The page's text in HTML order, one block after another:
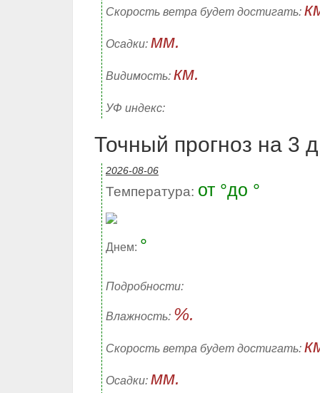
Скорость ветра будет достигать:
Осадки: мм.
Видимость: км.
УФ индекс:
Точный прогноз на 3
2026-08-06
Температура: от °до °
Днем: °
Подробности:
Влажность: %.
Скорость ветра будет достигать:
Осадки: мм.